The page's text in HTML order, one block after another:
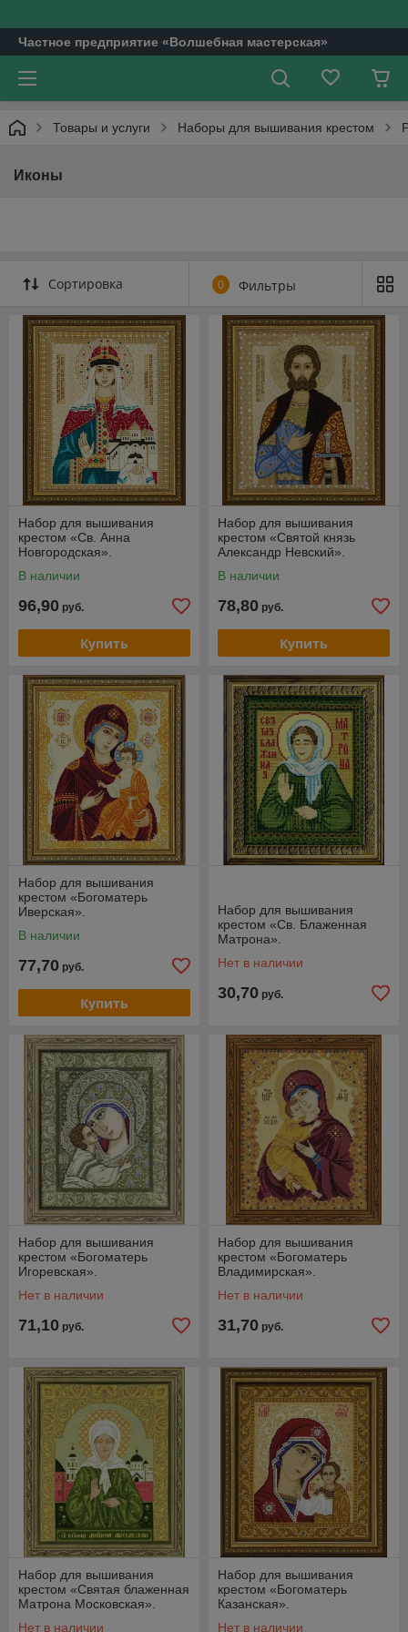
Частное предприятие «Волшебная мастерская»
Товары и услуги Наборы для вышивания крестом
Иконы
Сортировка 0 Фильтры
Набор для вышивания
крестом «Св. Анна
Новгородская».
В наличии
96,90 руб.
Купить
Набор для вышивания
крестом «Святой князь
Александр Невский».
В наличии
78,80 руб.
Купить
Набор для вышивания
крестом «Богоматерь
Иверская».
В наличии
77,70 руб.
Купить
Набор для вышивания
крестом «Св. Блаженная
Матрона».
Нет в наличии
30,70 руб.
Набор для вышивания
крестом «Богоматерь
Игоревская».
Нет в наличии
71,10 руб.
Набор для вышивания
крестом «Богоматерь
Владимирская».
Нет в наличии
31,70 руб.
Набор для вышивания
крестом «Святая блаженная
Матрона Московская».
Нет в наличии
Набор для вышивания
крестом «Богоматерь
Казанская».
Нет в наличии